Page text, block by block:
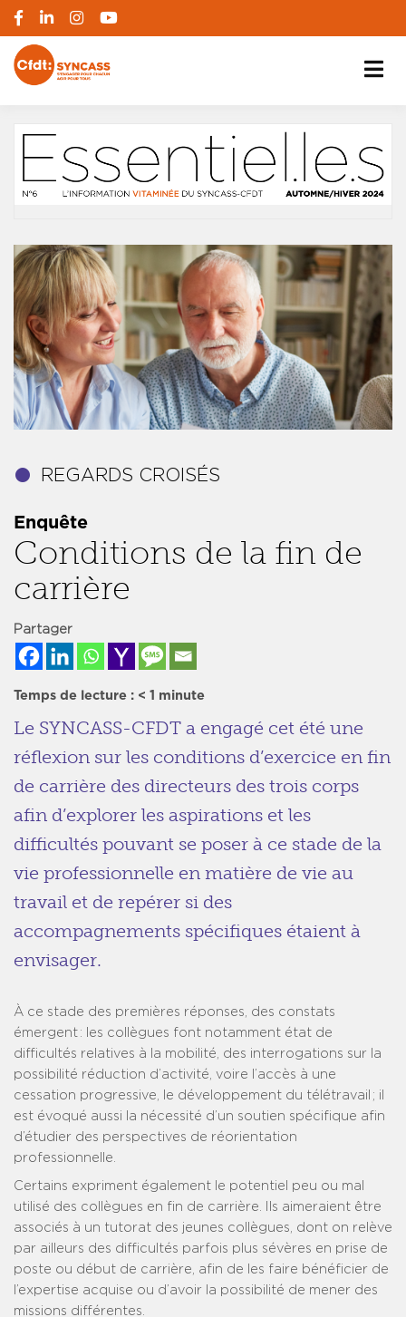
Enquête
Conditions de la fin de
carrière
Partager
Temps de lecture : < 1 minute
Le SYNCASS-CFDT a engagé cet été une
réflexion sur les conditions d’exercice en fin
de carrière des directeurs des trois corps
afin d’explorer les aspirations et les
difficultés pouvant se poser à ce stade de la
vie professionnelle en matière de vie au
travail et de repérer si des
accompagnements spécifiques étaient à
envisager.
À ce stade des premières réponses, des constats
émergent : les collègues font notamment état de
difficultés relatives à la mobilité, des interrogations sur la
possibilité réduction d’activité, voire l’accès à une
cessation progressive, le développement du télétravail ; il
est évoqué aussi la nécessité d’un soutien spécifique afin
d’étudier des perspectives de réorientation
professionnelle.
Certains expriment également le potentiel peu ou mal
utilisé des collègues en fin de carrière. Ils aimeraient être
associés à un tutorat des jeunes collègues, dont on relève
par ailleurs des difficultés parfois plus sévères en prise de
poste ou début de carrière, afin de les faire bénéficier de
l’expertise acquise ou d’avoir la possibilité de mener des
missions différentes.